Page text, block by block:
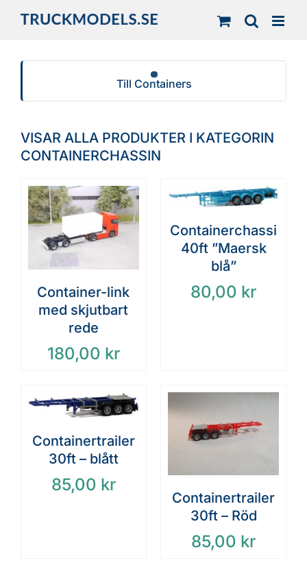
Till Containers
VISAR ALLA PRODUKTER I KATEGORIN
CONTAINERCHASSIN
Container-link
med skjutbart
rede
180,00 kr
Containerchassi
40ft ”Maersk
blå”
80,00 kr
Containertrailer
30ft – blått
85,00 kr
Containertrailer
30ft – Röd
85,00 kr